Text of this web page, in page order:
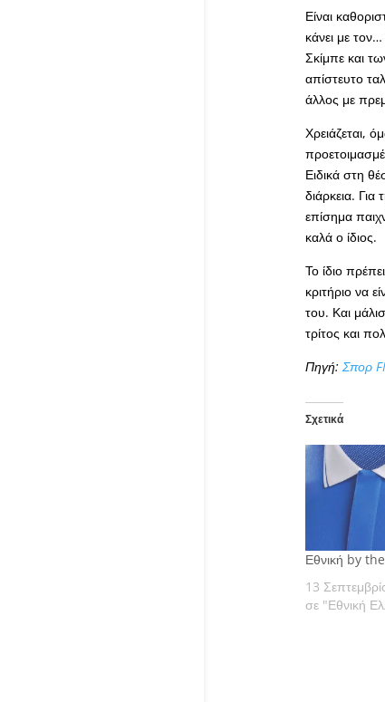
Είναι
κάνει με
Σκίμπε και
απίστευτο
άλλος με
Χρειάζεται,
Ειδικά στη
διάρκεια.
επίσημα
καλά ο ίδιος.
Το ίδιο
κριτήριο να
του. Και
τρίτος και
Πηγή: Σπορ
Σχετικά
Εθνική by the
13
σε "Εθνική